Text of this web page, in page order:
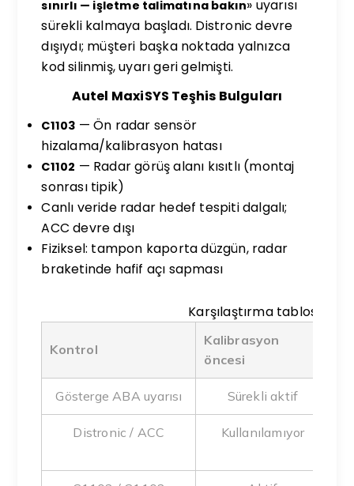
sınırlı — işletme talimatına bakın» uyarısı
sürekli kalmaya başladı. Distronic devre
dışıydı; müşteri başka noktada yalnızca
kod silinmiş, uyarı geri gelmişti.
Autel MaxiSYS Teşhis Bulguları
C1103 — Ön radar sensör
hizalama/kalibrasyon hatası
C1102 — Radar görüş alanı kısıtlı (montaj
sonrası tipik)
Canlı veride radar hedef tespiti dalgalı;
ACC devre dışı
Fiziksel: tampon kaporta düzgün, radar
braketinde hafif açı sapması
Karşılaştırma tablosu
Kontrol
Kalibrasyon
öncesi
Gösterge ABA uyarısı Sürekli aktif
Distronic / ACC Kullanılamıyor